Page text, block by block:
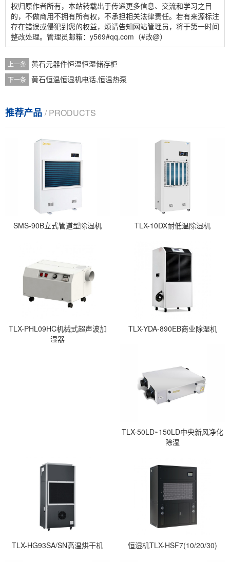
权归原作者所有，本站转载出于传递更多信息、交流和学习之目
的，不做商用不拥有所有权，不承担相关法律责任。若有来源标注
存在错误或侵犯到您的权益，烦请告知网站管理员，将于第一时间
整改处理。管理员邮箱：y569#qq.com（#改@）
上一条 黄石元器件恒温恒湿储存柜
下一条 黄石恒温恒湿机电话,恒温热泵
推荐产品 / PRODUCTS
SMS-90B立式管道型除湿机 TLX-10DX耐低温除湿机
TLX-PHL09HC机械式超声波加
湿器
TLX-YDA-890EB商业除湿机
TLX-50LD~150LD中央新风净化
除湿
TLX-HG93SA/SN高温烘干机 恒湿机TLX-HSF7(10/20/30)